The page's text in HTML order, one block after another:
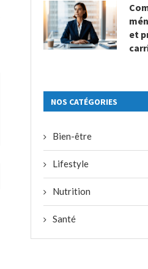
et
NOS CATÉGORIES
Bien-être
Lifestyle
Nutrition
Santé